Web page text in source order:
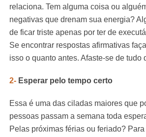
relaciona. Tem alguma coisa ou
negativas que drenam sua energia?
de ficar triste apenas por ter de
Se encontrar respostas afirmativas
isso o quanto antes. Afaste-se de
2- Esperar pelo tempo certo
Essa é uma das ciladas maiores que
pessoas passam a semana toda
Pelas próximas férias ou feriado?